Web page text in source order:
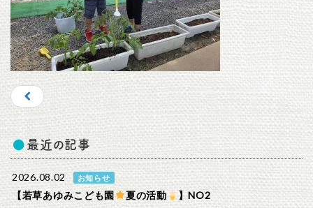
最近の記事
2026.08.02 お知らせ
【若草あゆみこども園 夏の活動 】NO2